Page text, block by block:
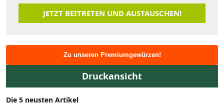
JETZT BEITRETEN UND AUSTAUSCHEN!
Zu unseren Premiumgewürzen!
Druckansicht
Die 5 neusten Artikel